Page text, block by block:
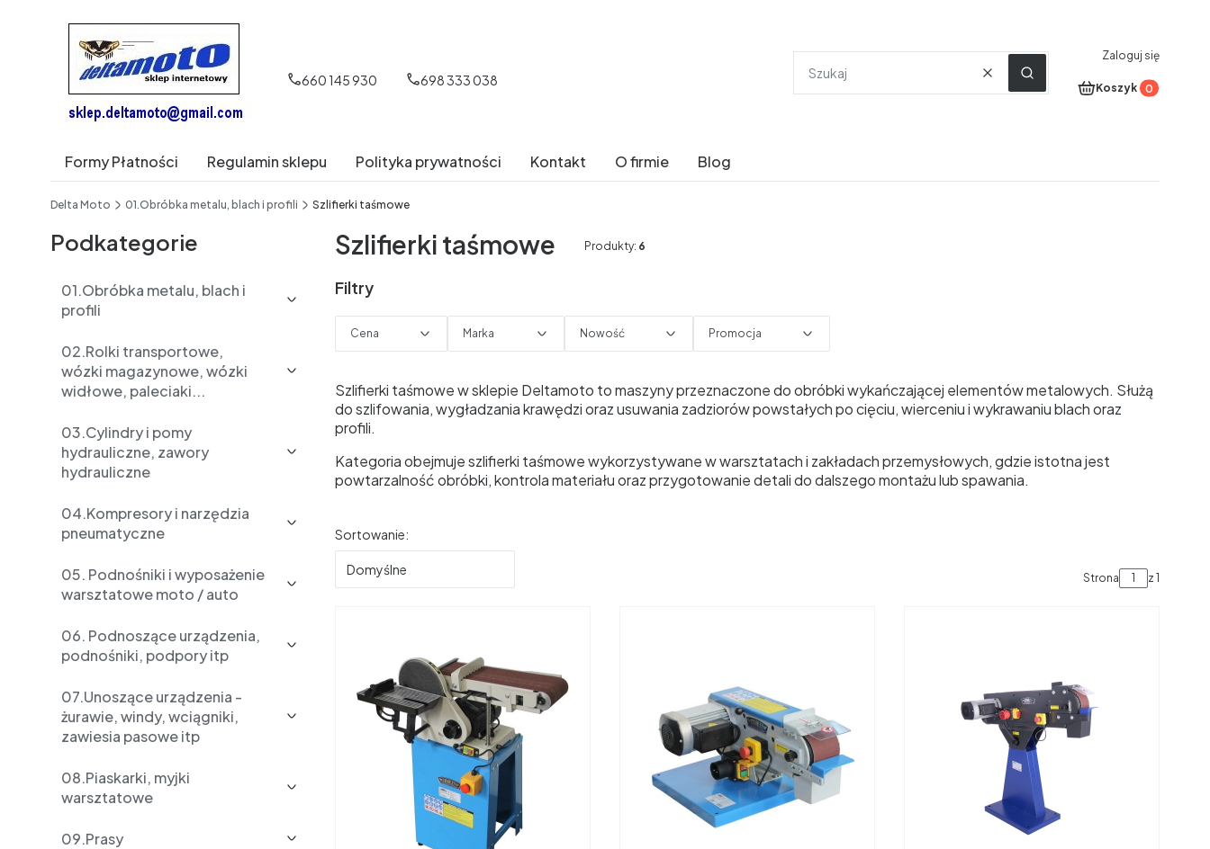
660 145 930 698 333 038 WyczyśćSzukaj
Zaloguj się
Produkty w
Koszyk
Formy Płatności Regulamin sklepu Polityka prywatności Kontakt O firmie
Blog
Delta Moto 01.Obróbka metalu, blach i profili Szlifierki taśmowe
Podkategorie
01.Obróbka metalu, blach i
profili
02.Rolki transportowe,
wózki magazynowe, wózki
widłowe, paleciaki...
03.Cylindry i pomy
hydrauliczne, zawory
hydrauliczne
04.Kompresory i narzędzia
pneumatyczne
05. Podnośniki i wyposażenie
warsztatowe moto / auto
06. Podnoszące urządzenia,
podnośniki, podpory itp
07.Unoszące urządzenia -
żurawie, windy, wciągniki,
zawiesia pasowe itp
08.Piaskarki, myjki
warsztatowe
09.Prasy
Szlifierki taśmowe Produkty: 6
Filtry
Cena Marka Nowość Promocja
Szlifierki taśmowe w sklepie Deltamoto to maszyny przeznaczone do obróbki wykańczającej elementów metalowych. Służą
do szlifowania, wygładzania krawędzi oraz usuwania zadziorów powstałych po cięciu, wierceniu i wykrawaniu blach oraz
profili.
Kategoria obejmuje szlifierki taśmowe wykorzystywane w warsztatach i zakładach przemysłowych, gdzie istotna jest
powtarzalność obróbki, kontrola materiału oraz przygotowanie detali do dalszego montażu lub spawania.
Lista produktów
Sortowanie:
Domyślne
Strona z 1